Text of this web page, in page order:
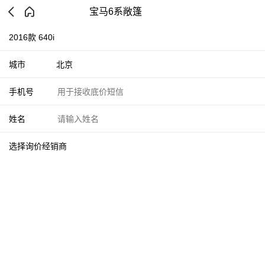
宝马6系敞篷
2016款 640i
城市 北京
手机号
姓名
选择询价经销商